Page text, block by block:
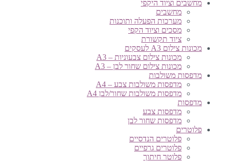
מחשבים וציוד היקפי
מחשבים
מערכות הפעלה ותוכנות
מסכים וציוד הקפי
ציוד תקשורת
מכונות צילום A3 לעסקים
מכונות צילום צבעוניות – A3
מכונות צילום שחור לבן – A3
מדפסות משולבות
מדפסות משולבות צבע – A4
מדפסות משולבות שחור/לבן A4
מדפסות
מדפסות צבע
מדפסות שחור לבן
פלוטרים
פלוטרים הנדסיים
פלוטרים גרפיים
פלוטר חיתוך